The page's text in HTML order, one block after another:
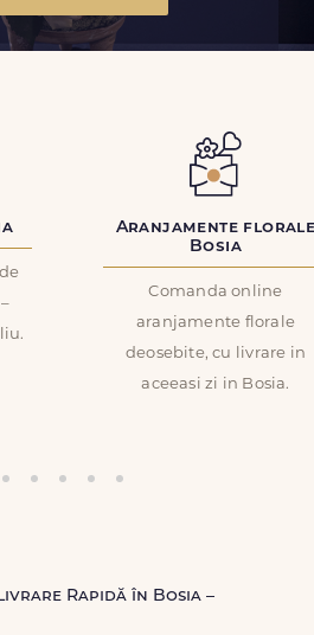
Aranjamente
Bosia
Comanda online
aranjamente florale
deosebite, cu livrare in
aceeasi zi in Bosia.
Rapidă în Bosia –